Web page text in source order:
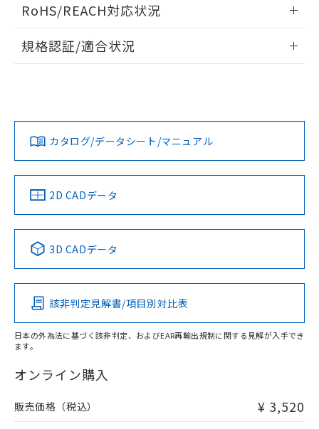
ドすることができます。
ログイン/会員登録
ダウンロードデータをご利用いただく前に、以下を必ずお読
みください。
ソフトウェアの使用条件
RoHS/REACH対応状況
EU RoHS 注意事項・凡例
対応済み
中国 RoHS 注意事項・凡例
Pb Hg Cd Cr(VI)
O
在庫等で未対応品が混在する可能性があります。
問い合わせください。
規格認証/適合状況
カタログ/データシート/マニュアル
2D CADデータ
3D CADデータ
該非判定見解書/項目別対比表
日本の外為法に基づく該非判定、およびEAR再輸出規制に関する見解が入手でき
ます。
オンライン購入
販売価格（税込） ¥ 3,520